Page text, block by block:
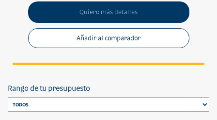
Quiero más detalles
Añadir al comparador
Rango de tu presupuesto